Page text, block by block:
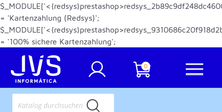
= 'Kartenzahlung (Redsys)';
= '100% sichere Kartenzahlung';
0